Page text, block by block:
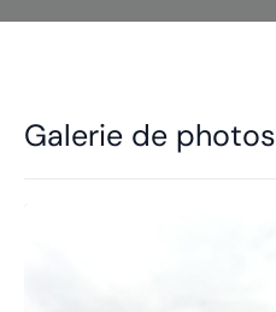
Galerie de photos